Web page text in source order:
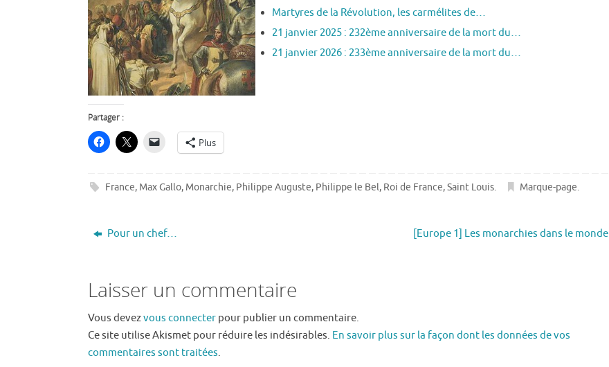
Martyres de la Révolution, les carmélites de…
21 janvier 2025 : 232ème anniversaire de la mort du…
21 janvier 2026 : 233ème anniversaire de la mort du…
Partager :
Plus
France, Max Gallo, Monarchie, Philippe Auguste, Philippe le Bel, Roi de France,Saint Louis. Marque-page.
Pour un chef… [Europe 1] Les monarchies dans le monde
Laisser un commentaire
Vous devezvous connecter pour publier un commentaire.
Ce site utilise Akismet pour réduire les indésirables. En savoir plus sur la façon dont les données de vos
commentaires sont traitées.